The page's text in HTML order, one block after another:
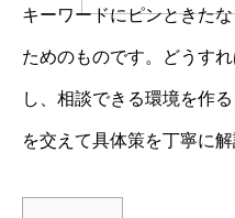
キーワードにピンときた
ためのものです。どうす
し、相談できる環境を作
を交えて具体策を丁寧に解